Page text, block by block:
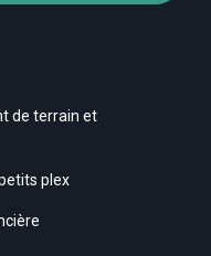
de terrain et
plex